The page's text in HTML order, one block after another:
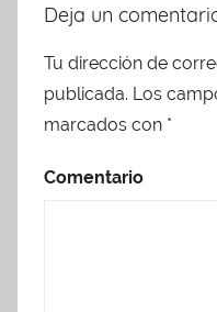
Deja un
Tu dirección de
publicada. Los
marcados con *
Comentario